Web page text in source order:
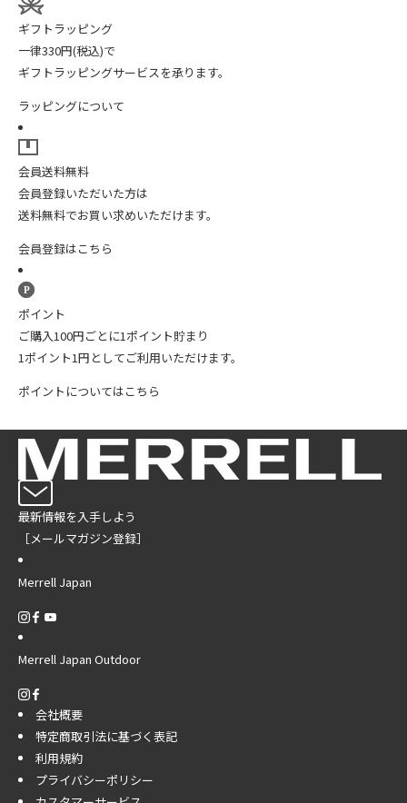
ギフトラッピング
一律330円(税込)で
ギフトラッピングサービスを承ります。
ラッピングについて
会員送料無料
会員登録いただいた方は
送料無料でお買い求めいただけます。
会員登録はこちら
ポイント
ご購入100円ごとに1ポイント貯まり
1ポイント1円としてご利用いただけます。
ポイントについてはこちら
最新情報を入手しよう
［メールマガジン登録］
Merrell Japan
Merrell Japan Outdoor
会社概要
特定商取引法に基づく表記
利用規約
プライバシーポリシー